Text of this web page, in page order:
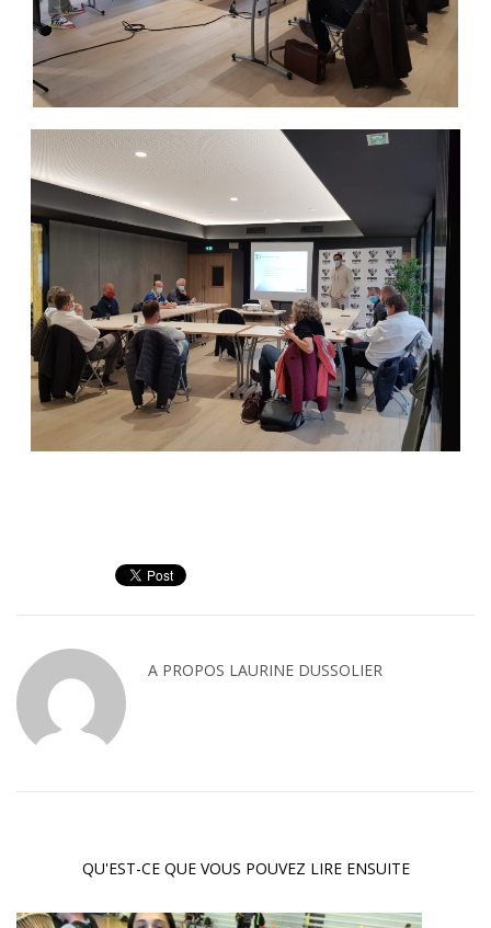
A PROPOS LAURINE DUSSOLIER
QU'EST-CE QUE VOUS POUVEZ LIRE ENSUITE